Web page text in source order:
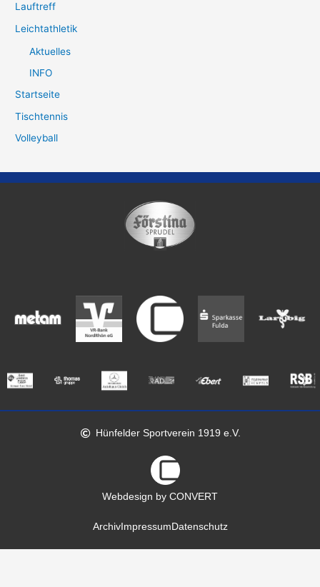
Lauftreff
Leichtathletik
Aktuelles
INFO
Startseite
Tischtennis
Volleyball
Hünfelder Sportverein 1919 e.V.
Webdesign by CONVERT
ArchivImpressumDatenschutz